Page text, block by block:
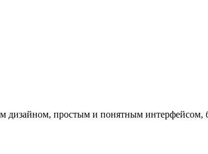
дизайном, простым и понятным